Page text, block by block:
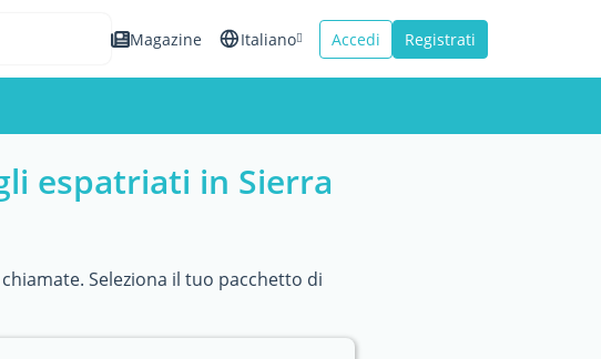
Magazine Italiano Accedi Registrati
espatriati in Sierra
Seleziona il tuo pacchetto di